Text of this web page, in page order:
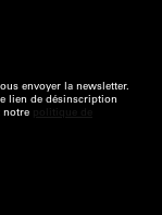
envoyer la newsletter.
lien de désinscription
notre
politique de